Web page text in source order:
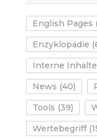
English Pages
Enzyklopädie
Interne Inhalte
News (40)
Tools (39)
Wertebegriff